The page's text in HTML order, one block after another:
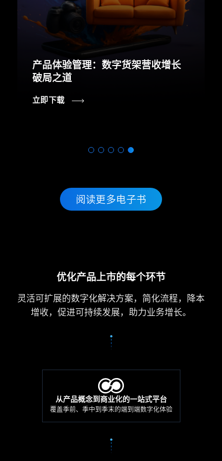
产品体验管理：数字货架营收增长
破局之道
立即下载
阅读更多电子书
优化产品上市的每个环节
灵活可扩展的数字化解决方案，简化流程，降本
增收，促进可持续发展，助力业务增长。
从产品概念到商业化的一站式平台
覆盖季前、季中到季末的端到端数字化体验